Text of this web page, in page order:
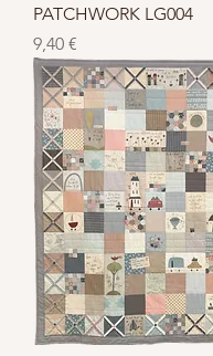
PATCHWORK LG004
Prix
9,40 €